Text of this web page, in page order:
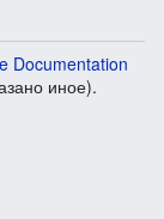
Documentation
иное).